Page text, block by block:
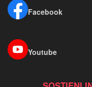
Facebook
Youtube